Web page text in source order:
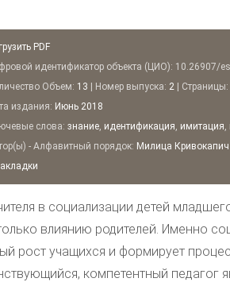
PDF
идентификатор объекта (ЦИО): 10.26907/
Объем: 13 | Номер выпуска: 2| Страницы:
издания: Июнь 2018
слова: знание, идентификация, имитация,
- Алфавитный порядок: Милица Кривокапич
в социализации детей
влиянию родителей. Именно
рост учащихся и формирует
компетентный педагог